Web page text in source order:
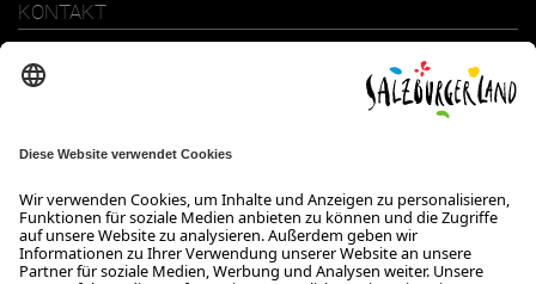
KONTAKT
+43 662 6688 0
ÖFFNUNGSZEITEN
Wir freuen uns auf Ihre Anfrage!